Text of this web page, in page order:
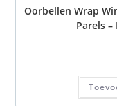
Oorbellen Wrap
Parels